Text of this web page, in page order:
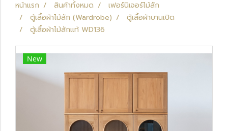
หน้าแรก สินค้าทั้งหมด
เฟอร์นิเจอร์ไม้สัก
ตู้เสื้อผ้าไม้สัก (Wardrobe)
ตู้เสื้อผ้าบานเปิด
ตู้เสื้อผ้าไม้สักแท้ WD136
New